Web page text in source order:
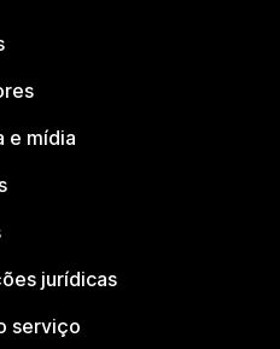
e mídia
jurídicas
serviço